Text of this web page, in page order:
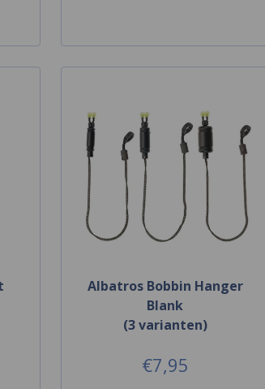
Albatros Bobbin Hanger
Blank
(3 varianten)
€7,95